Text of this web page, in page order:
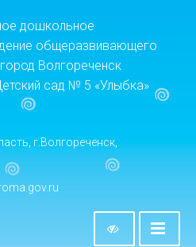
дошкольное
общеразвивающего
Волгореченск
сад № 5 «Улыбка»
г.Волгореченск,